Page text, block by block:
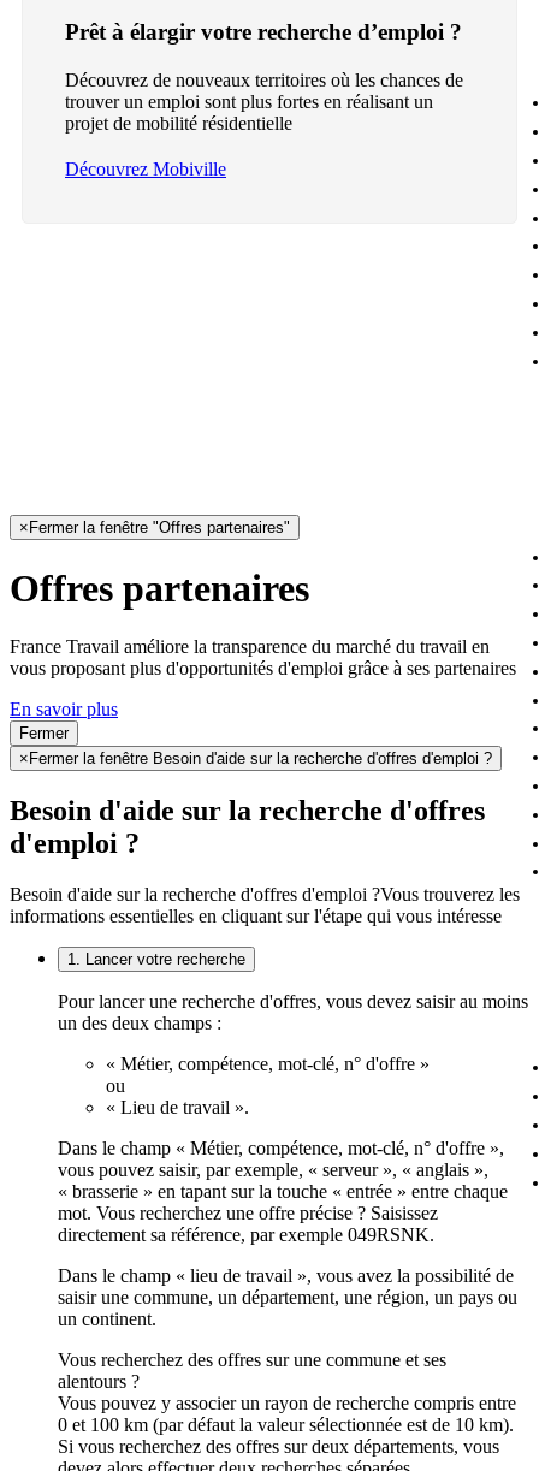
Prêt à élargir votre recherche d’emploi ?
Découvrez de nouveaux territoires où les chances de
trouver un emploi sont plus fortes en réalisant un
projet de mobilité résidentielle
Découvrez Mobiville
× Fermer la fenêtre "Offres partenaires"
Offres partenaires
France Travail améliore la transparence du marché du travail en
vous proposant plus d'opportunités d'emploi grâce à ses partenaires
En savoir plus
Fermer
× Fermer la fenêtre Besoin d'aide sur la recherche d'offres d'emploi ?
Besoin d'aide sur la recherche d'offres
d'emploi ?
Besoin d'aide sur la recherche d'offres d'emploi ?Vous trouverez les
informations essentielles en cliquant sur l'étape qui vous intéresse
1. Lancer votre recherche
Pour lancer une recherche d'offres, vous devez saisir au moins
un des deux champs :
« Métier, compétence, mot-clé, n° d'offre »
ou
« Lieu de travail ».
Dans le champ « Métier, compétence, mot-clé, n° d'offre »,
vous pouvez saisir, par exemple, « serveur », « anglais »,
« brasserie » en tapant sur la touche « entrée » entre chaque
mot. Vous recherchez une offre précise ? Saisissez
directement sa référence, par exemple 049RSNK.
Dans le champ « lieu de travail », vous avez la possibilité de
saisir une commune, un département, une région, un pays ou
un continent.
Vous recherchez des offres sur une commune et ses
alentours ?
Vous pouvez y associer un rayon de recherche compris entre
0 et 100 km (par défaut la valeur sélectionnée est de 10 km).
Si vous recherchez des offres sur deux départements, vous